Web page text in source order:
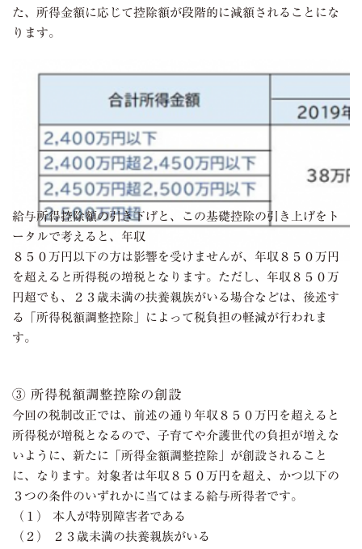
た、所得金額に応じて控除額が段階的に減額されることにな
ります。
給与所得控除額の引き下げと、この基礎控除の引き上げをト
ータルで考えると、年収
８５０万円以下の方は影響を受けませんが、年収８５０万円
を超えると所得税の増税となります。ただし、年収８５０万
円超でも、２３歳未満の扶養親族がいる場合などは、後述す
る「所得税額調整控除」によって税負担の軽減が行われま
す。
③ 所得税額調整控除の創設
今回の税制改正では、前述の通り年収８５０万円を超えると
所得税が増税となるので、子育てや介護世代の負担が増えな
いように、新たに「所得金額調整控除」が創設されること
に、なります。対象者は年収８５０万円を超え、かつ以下の
３つの条件のいずれかに当てはまる給与所得者です。
（１） 本人が特別障害者である
（２） ２３歳未満の扶養親族がいる